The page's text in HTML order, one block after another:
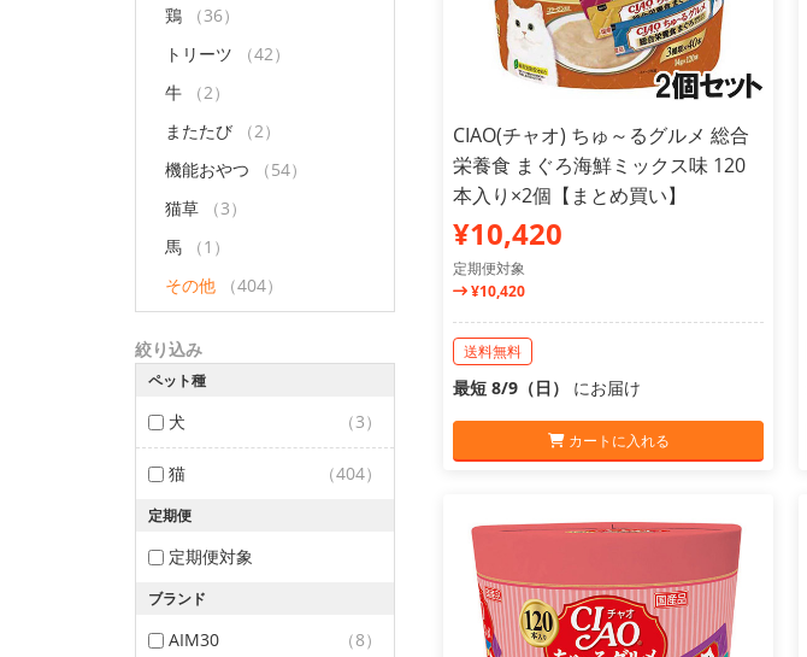
鶏
（36）
トリーツ
（42）
牛
（2）
またたび
（2）
機能おやつ
（54）
猫草
（3）
馬
（1）
その他
（404）
絞り込み
ペット種
犬 （3）
猫 （404）
定期便
定期便対象
ブランド
AIM30 （8）
CIAO(チャオ) ちゅ～るグルメ 総合
栄養食 まぐろ海鮮ミックス味 120
本入り×2個【まとめ買い】
¥10,420
定期便対象
¥10,420
送料無料
最短 8/9（日） にお届け
カートに入れる